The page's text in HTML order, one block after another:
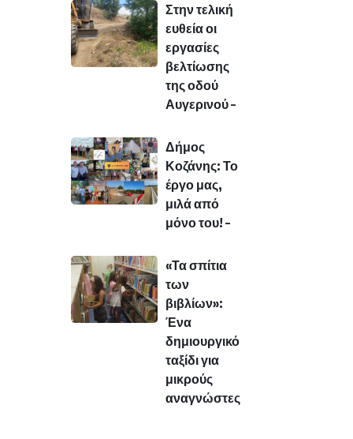
Στην τελική
ευθεία οι
εργασίες
βελτίωσης
της οδού
Αυγερινού –
Δήμος
Κοζάνης: Το
έργο μας,
μιλά από
μόνο του! –
«Τα σπίτια
των
βιβλίων»:
Ένα
δημιουργικό
ταξίδι για
μικρούς
αναγνώστες